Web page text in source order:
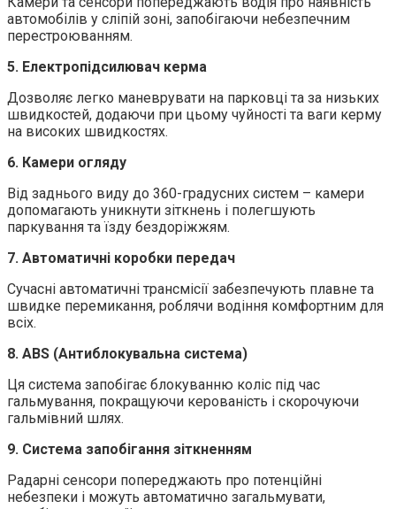
автомобілів у сліпій зоні, запобігаючи небезпечним
перестроюванням.
5. Електропідсилювач керма
Дозволяє легко маневрувати на парковці та за низьких
швидкостей, додаючи при цьому чуйності та ваги керму
на високих швидкостях.
6. Камери огляду
Від заднього виду до 360-градусних систем – камери
допомагають уникнути зіткнень і полегшують
паркування та їзду бездоріжжям.
7. Автоматичні коробки передач
Сучасні автоматичні трансмісії забезпечують плавне та
швидке перемикання, роблячи водіння комфортним для
всіх.
8. ABS (Антиблокувальна система)
Ця система запобігає блокуванню коліс під час
гальмування, покращуючи керованість і скорочуючи
гальмівний шлях.
9. Система запобігання зіткненням
Радарні сенсори попереджають про потенційні
небезпеки і можуть автоматично загальмувати,